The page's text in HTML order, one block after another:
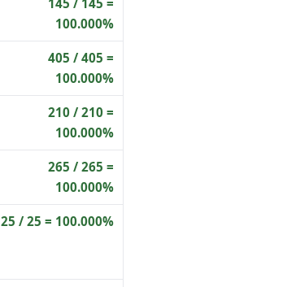
100.000%
405 / 405 =
100.000%
210 / 210 =
100.000%
265 / 265 =
100.000%
25 / 25 = 100.000%